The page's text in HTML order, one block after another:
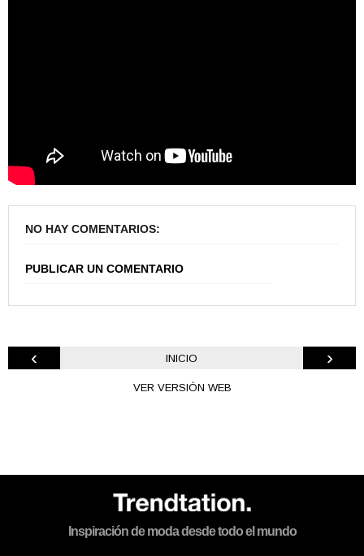
NO HAY COMENTARIOS:
PUBLICAR UN COMENTARIO
‹ INICIO ›
VER VERSIÓN WEB
Inspiración de moda desde todo el mundo